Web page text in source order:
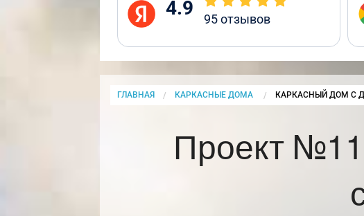
4.9 95отзывов
ГЛАВНАЯ КАРКАСНЫЕ ДОМА CURRENT:
КАРКАСНЫЙ ДОМ С
Проект